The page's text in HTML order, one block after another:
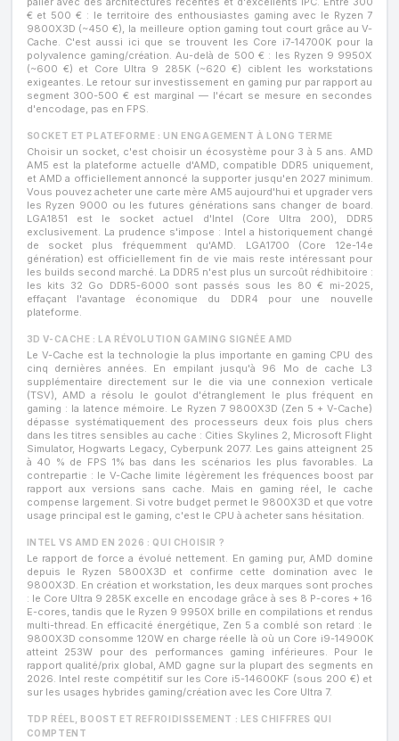
€ et 500 € : le territoire des enthousiastes gaming avec le Ryzen 7
9800X3D (~450 €), la meilleure option gaming tout court grâce au V-
Cache. C'est aussi ici que se trouvent les Core i7-14700K pour la
polyvalence gaming/création. Au-delà de 500 € : les Ryzen 9 9950X
(~600 €) et Core Ultra 9 285K (~620 €) ciblent les workstations
exigeantes. Le retour sur investissement en gaming pur par rapport au
segment 300-500 € est marginal — l'écart se mesure en secondes
d'encodage, pas en FPS.
SOCKET ET PLATEFORME : UN ENGAGEMENT À LONG TERME
Choisir un socket, c'est choisir un écosystème pour 3 à 5 ans. AMD
AM5 est la plateforme actuelle d'AMD, compatible DDR5 uniquement,
et AMD a officiellement annoncé la supporter jusqu'en 2027 minimum.
Vous pouvez acheter une carte mère AM5 aujourd'hui et upgrader vers
les Ryzen 9000 ou les futures générations sans changer de board.
LGA1851 est le socket actuel d'Intel (Core Ultra 200), DDR5
exclusivement. La prudence s'impose : Intel a historiquement changé
de socket plus fréquemment qu'AMD. LGA1700 (Core 12e-14e
génération) est officiellement fin de vie mais reste intéressant pour
les builds second marché. La DDR5 n'est plus un surcoût rédhibitoire :
les kits 32 Go DDR5-6000 sont passés sous les 80 € mi-2025,
effaçant l'avantage économique du DDR4 pour une nouvelle
plateforme.
3D V-CACHE : LA RÉVOLUTION GAMING SIGNÉE AMD
Le V-Cache est la technologie la plus importante en gaming CPU des
cinq dernières années. En empilant jusqu'à 96 Mo de cache L3
supplémentaire directement sur le die via une connexion verticale
(TSV), AMD a résolu le goulot d'étranglement le plus fréquent en
gaming : la latence mémoire. Le Ryzen 7 9800X3D (Zen 5 + V-Cache)
dépasse systématiquement des processeurs deux fois plus chers
dans les titres sensibles au cache : Cities Skylines 2, Microsoft Flight
Simulator, Hogwarts Legacy, Cyberpunk 2077. Les gains atteignent 25
à 40 % de FPS 1% bas dans les scénarios les plus favorables. La
contrepartie : le V-Cache limite légèrement les fréquences boost par
rapport aux versions sans cache. Mais en gaming réel, le cache
compense largement. Si votre budget permet le 9800X3D et que votre
usage principal est le gaming, c'est le CPU à acheter sans hésitation.
INTEL VS AMD EN 2026 : QUI CHOISIR ?
Le rapport de force a évolué nettement. En gaming pur, AMD domine
depuis le Ryzen 5800X3D et confirme cette domination avec le
9800X3D. En création et workstation, les deux marques sont proches
: le Core Ultra 9 285K excelle en encodage grâce à ses 8 P-cores + 16
E-cores, tandis que le Ryzen 9 9950X brille en compilations et rendus
multi-thread. En efficacité énergétique, Zen 5 a comblé son retard : le
9800X3D consomme 120W en charge réelle là où un Core i9-14900K
atteint 253W pour des performances gaming inférieures. Pour le
rapport qualité/prix global, AMD gagne sur la plupart des segments en
2026. Intel reste compétitif sur les Core i5-14600KF (sous 200 €) et
sur les usages hybrides gaming/création avec les Core Ultra 7.
TDP RÉEL, BOOST ET REFROIDISSEMENT : LES CHIFFRES QUI
COMPTENT